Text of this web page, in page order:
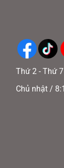
Thứ 2 - Thứ
Chủ nhật /